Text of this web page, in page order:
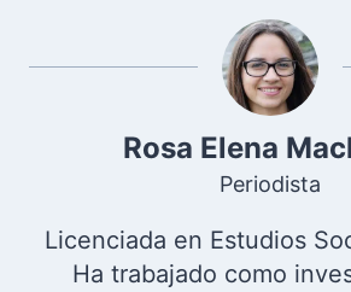
Rosa Elena
Periodista
Licenciada en Estudios
Ha trabajado como